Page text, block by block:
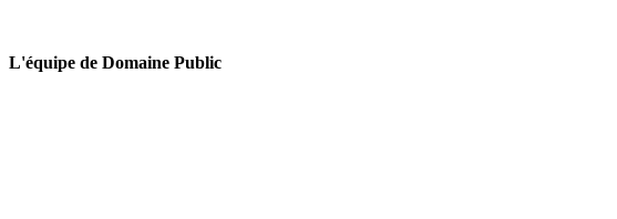
L'équipe de Domaine Public